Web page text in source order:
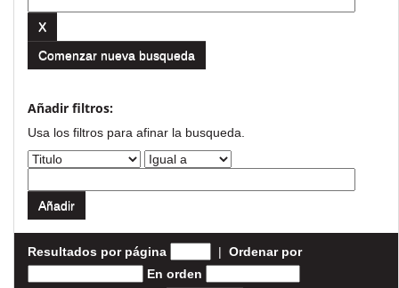
Comenzar nueva busqueda
Añadir filtros:
Usa los filtros para afinar la busqueda.
Resultados por página | Ordenar por
En orden